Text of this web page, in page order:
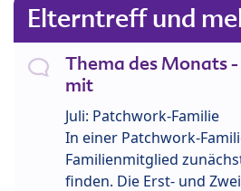
Elterntreff und
Thema des Monats
mit
Juli: Patchwork-Familie
In einer Patchwork-
Familienmitglied
finden. Die Erst- und